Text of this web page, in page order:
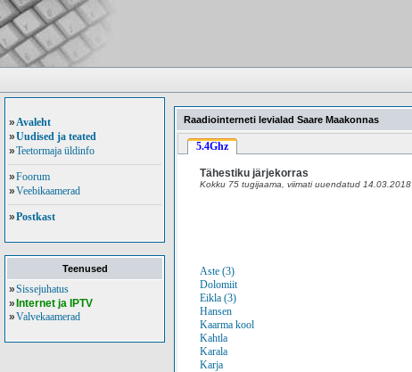
»Avaleht
»Uudised ja teated
»Teetormaja üldinfo
»Foorum
»Veebikaamerad
»Postkast
Teenused
»Sissejuhatus
» Internet ja IPTV
»Valvekaamerad
Raadiointerneti levialad Saare Maakonnas
5.4Ghz
Tähestiku järjekorras
Kokku 75 tugijaama, viimati uuendatud 14.03.2018
Aste (3)
Dolomiit
Eikla (3)
Hansen
Kaarma kool
Kahtla
Karala
Karja